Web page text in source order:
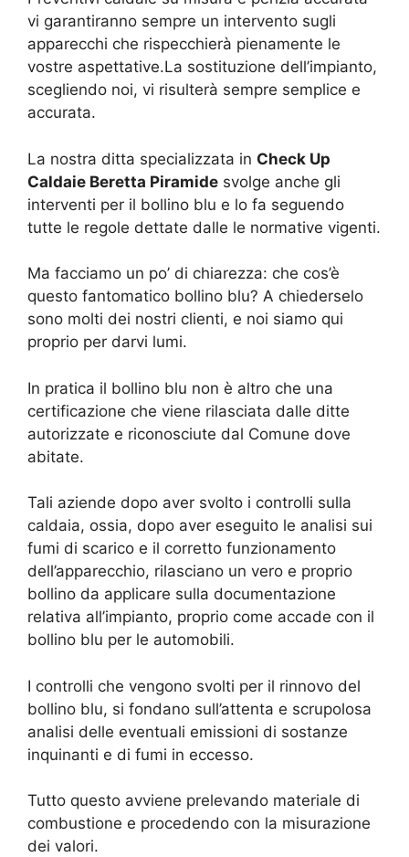
vi garantiranno sempre un intervento sugli
apparecchi che rispecchierà pienamente le
vostre aspettative.La sostituzione dell’impianto,
scegliendo noi, vi risulterà sempre semplice e
accurata.
La nostra ditta specializzata in Check Up
Caldaie Beretta Piramide svolge anche gli
interventi per il bollino blu e lo fa seguendo
tutte le regole dettate dalle le normative vigenti.
Ma facciamo un po’ di chiarezza: che cos’è
questo fantomatico bollino blu? A chiederselo
sono molti dei nostri clienti, e noi siamo qui
proprio per darvi lumi.
In pratica il bollino blu non è altro che una
certificazione che viene rilasciata dalle ditte
autorizzate e riconosciute dal Comune dove
abitate.
Tali aziende dopo aver svolto i controlli sulla
caldaia, ossia, dopo aver eseguito le analisi sui
fumi di scarico e il corretto funzionamento
dell’apparecchio, rilasciano un vero e proprio
bollino da applicare sulla documentazione
relativa all’impianto, proprio come accade con il
bollino blu per le automobili.
I controlli che vengono svolti per il rinnovo del
bollino blu, si fondano sull’attenta e scrupolosa
analisi delle eventuali emissioni di sostanze
inquinanti e di fumi in eccesso.
Tutto questo avviene prelevando materiale di
combustione e procedendo con la misurazione
dei valori.